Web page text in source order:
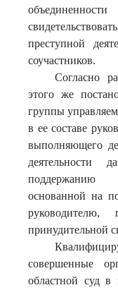
преступной
соучастников.
Согласно
этого же
группы
в ее составе
выполняющего
деятельности
поддержанию
основанной на
руководителю,
принудительной
совершенные
областной суд в